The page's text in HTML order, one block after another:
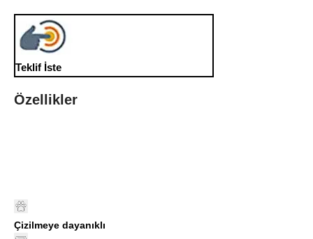
Teklif İste
Özellikler
Çizilmeye dayanıklı